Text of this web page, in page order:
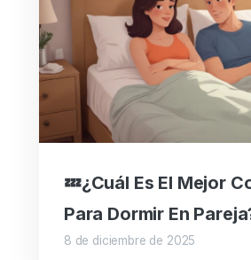
💤¿Cuál Es El Mejor
Para Dormir En
8 de diciembre de 2025